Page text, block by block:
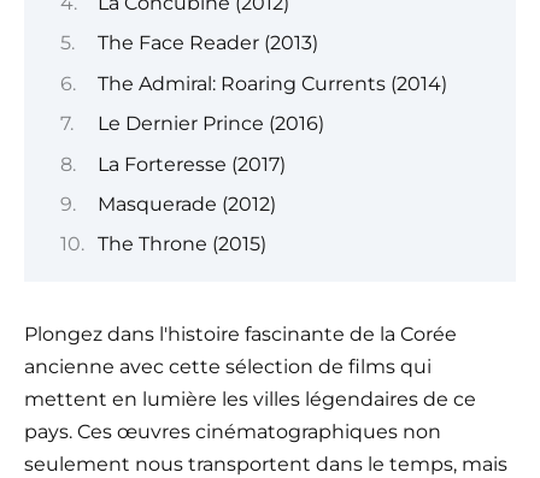
The Face Reader (2013)
The Admiral: Roaring Currents (2014)
Le Dernier Prince (2016)
La Forteresse (2017)
Masquerade (2012)
The Throne (2015)
Plongez dans l'histoire fascinante de la Corée
ancienne avec cette sélection de films qui
mettent en lumière les villes légendaires de ce
pays. Ces œuvres cinématographiques non
seulement nous transportent dans le temps, mais